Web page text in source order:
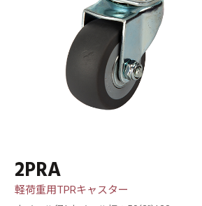
2PRA
軽荷重用TPRキャスター